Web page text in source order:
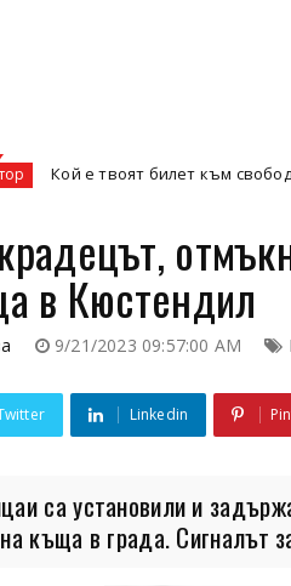
билет към свободата –
в Кюстендил
9/21/2023 09:57:00 AM
Linkedin
са установили и
къща в града. Сигналът